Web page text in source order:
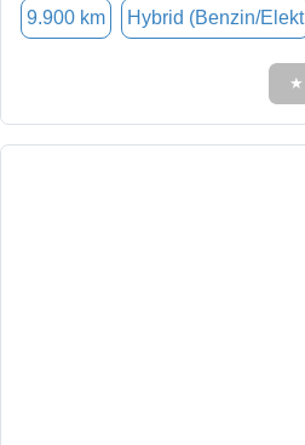
9.900 km Hybrid (Benzin/Elekt
★